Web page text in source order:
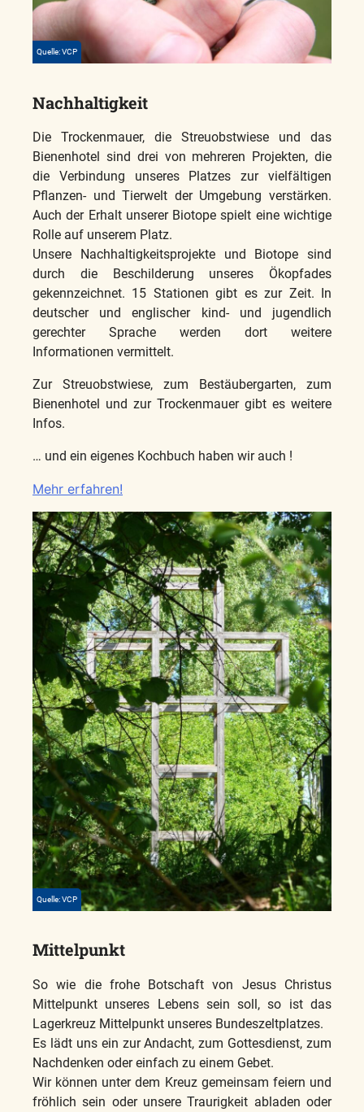
Quelle: VCP
Nachhaltigkeit
Die Trockenmauer, die Streuobstwiese und das
Bienenhotel sind drei von mehreren Projekten, die
die Verbindung unseres Platzes zur vielfältigen
Pflanzen- und Tierwelt der Umgebung verstärken.
Auch der Erhalt unserer Biotope spielt eine wichtige
Rolle auf unserem Platz.
Unsere Nachhaltigkeitsprojekte und Biotope sind
durch die Beschilderung unseres Ökopfades
gekennzeichnet. 15 Stationen gibt es zur Zeit. In
deutscher und englischer kind- und jugendlich
gerechter Sprache werden dort weitere
Informationen vermittelt.
Zur Streuobstwiese, zum Bestäubergarten, zum
Bienenhotel und zur Trockenmauer gibt es weitere
Infos.
… und ein eigenes Kochbuch haben wir auch !
Mehr erfahren!
Quelle: VCP
Mittelpunkt
So wie die frohe Botschaft von Jesus Christus
Mittelpunkt unseres Lebens sein soll, so ist das
Lagerkreuz Mittelpunkt unseres Bundeszeltplatzes.
Es lädt uns ein zur Andacht, zum Gottesdienst, zum
Nachdenken oder einfach zu einem Gebet.
Wir können unter dem Kreuz gemeinsam feiern und
fröhlich sein oder unsere Traurigkeit abladen oder